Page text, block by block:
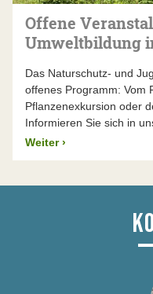
Offene
Umweltbildung
Das Naturschutz- und
offenes Programm: Vom
Pflanzenexkursion oder
Informieren Sie sich in
Weiter ›